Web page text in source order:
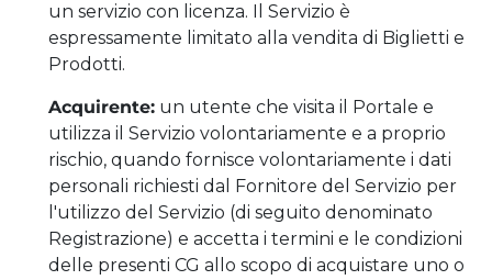
un servizio con licenza. Il Servizio è
espressamente limitato alla vendita di Biglietti e
Prodotti.
Acquirente: un utente che visita il Portale e
utilizza il Servizio volontariamente e a proprio
rischio, quando fornisce volontariamente i dati
personali richiesti dal Fornitore del Servizio per
l'utilizzo del Servizio (di seguito denominato
Registrazione) e accetta i termini e le condizioni
delle presenti CG allo scopo di acquistare uno o